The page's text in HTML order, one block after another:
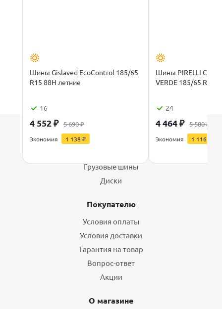
Шины Gislaved EcoControl 185/65
R15 88H летние
16
4 552₽ 5 690₽
Экономия 1 138 ₽
Шины PIRELLI
VERDE 185/65 R15
24
4 464₽ 5 580₽
Экономия 1 116
Грузовые шины
Диски
Покупателю
Условия оплаты
Условия доставки
Гарантия на товар
Вопрос-ответ
Акции
О магазине